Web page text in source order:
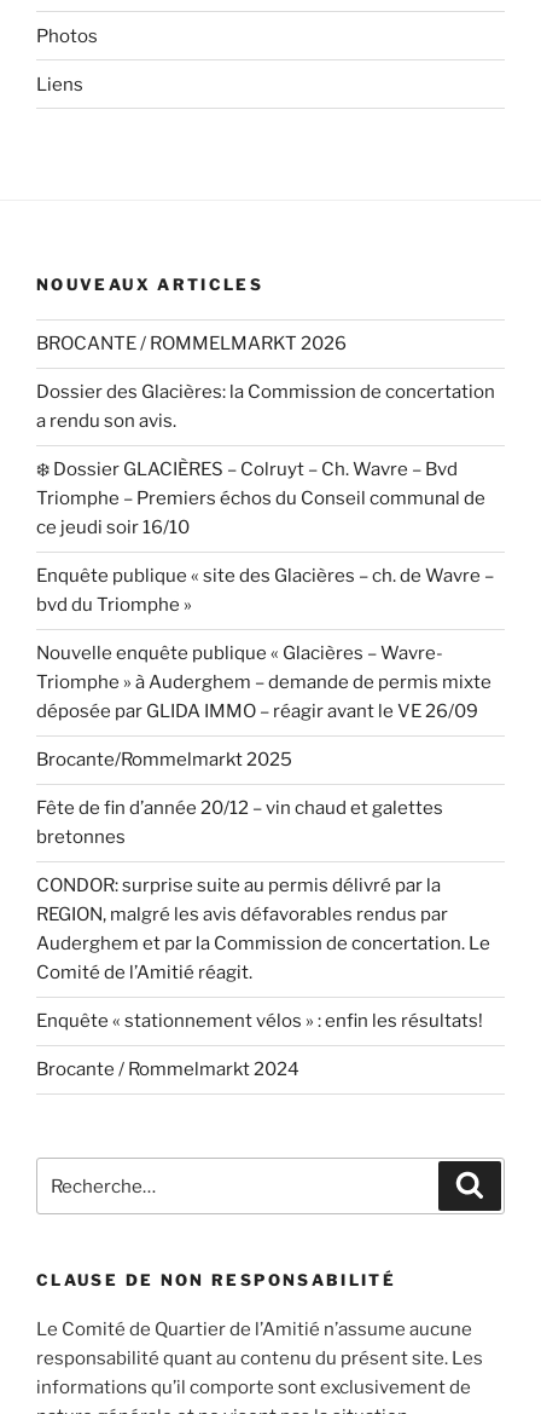
Photos
Liens
NOUVEAUX ARTICLES
BROCANTE / ROMMELMARKT 2026
Dossier des Glacières: la Commission de concertation
a rendu son avis.
❄️ Dossier GLACIÈRES – Colruyt – Ch. Wavre – Bvd
Triomphe – Premiers échos du Conseil communal de
ce jeudi soir 16/10
Enquête publique « site des Glacières – ch. de Wavre –
bvd du Triomphe »
Nouvelle enquête publique « Glacières – Wavre-
Triomphe » à Auderghem – demande de permis mixte
déposée par GLIDA IMMO – réagir avant le VE 26/09
Brocante/Rommelmarkt 2025
Fête de fin d’année 20/12 – vin chaud et galettes
bretonnes
CONDOR: surprise suite au permis délivré par la
REGION, malgré les avis défavorables rendus par
Auderghem et par la Commission de concertation. Le
Comité de l’Amitié réagit.
Enquête « stationnement vélos » : enfin les résultats!
Brocante / Rommelmarkt 2024
pour
CLAUSE DE NON RESPONSABILITÉ
Le Comité de Quartier de l’Amitié n’assume aucune
responsabilité quant au contenu du présent site. Les
informations qu’il comporte sont exclusivement de